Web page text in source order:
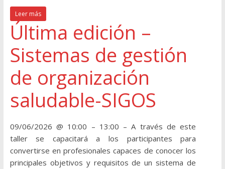
Leer más
Última edición –
Sistemas de gestión
de organización
saludable-SIGOS
09/06/2026 @ 10:00 – 13:00 – A través de este
taller se capacitará a los participantes para
convertirse en profesionales capaces de conocer los
principales objetivos y requisitos de un sistema de